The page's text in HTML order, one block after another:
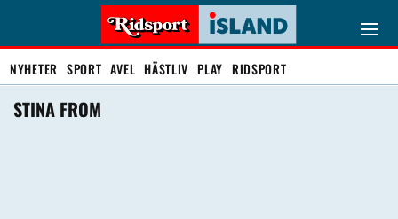
NYHETER SPORT AVEL HÄSTLIV PLAY RIDSPORT
STINA FROM